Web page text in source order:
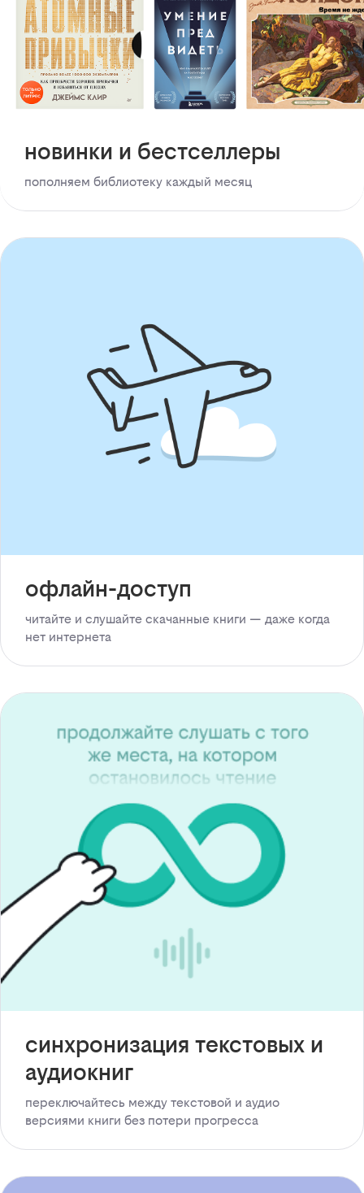
новинки и бестселлеры
пополняем библиотеку каждый месяц
офлайн-доступ
читайте и слушайте скачанные книги — даже когда
нет интернета
синхронизация текстовых и
аудиокниг
переключайтесь между текстовой и аудио
версиями книги без потери прогресса